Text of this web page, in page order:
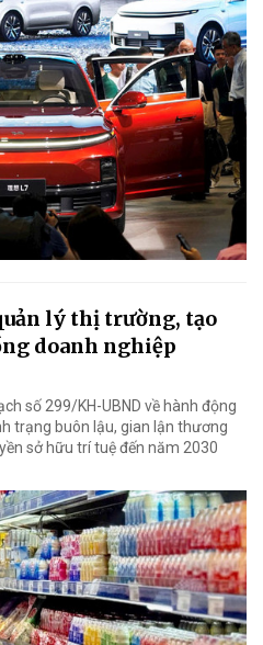
lý thị trường, tạo
doanh nghiệp
số 299/KH-UBND về hành động
trạng buôn lậu, gian lận thương
sở hữu trí tuệ đến năm 2030